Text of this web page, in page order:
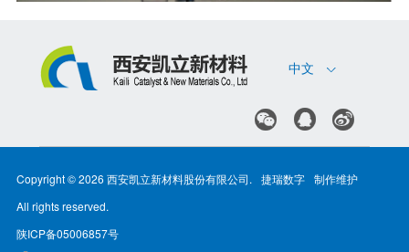
日本电子公司钨丝灯扫描电镜JEOL
中文 
  
Copyright ©2026 西安凯立新材料股份有限公司.
All rights reserved.
陕ICP备05006857号
捷瑞数字 制作维护